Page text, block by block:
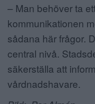
– Man behöver ta
kommunikationen
sådana här frågor.
central nivå.
säkerställa att
vårdnadshavare.